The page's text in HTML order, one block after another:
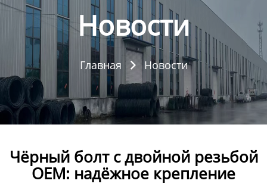
О нас
Контакты Новости
Главная  Новости
Чёрный болт с двойной резьбой
OEM: надёжное крепление